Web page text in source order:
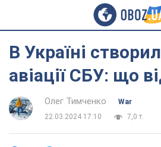
В Україні
авіації СБУ: що
Олег Тимченко
War
22.03.2024 17:10
7,0 т.